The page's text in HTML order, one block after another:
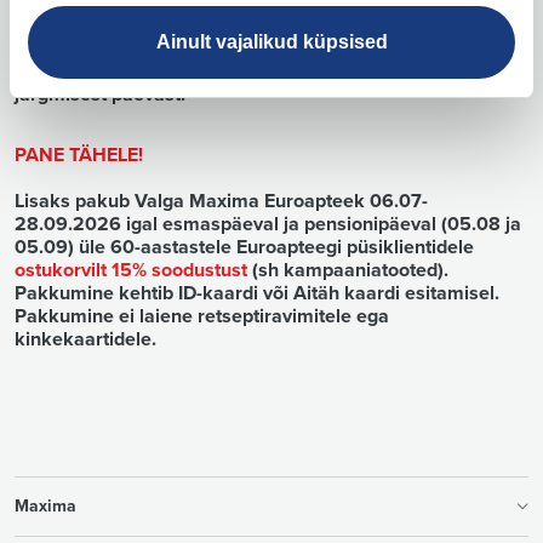
Ainult vajalikud küpsised
esitamisel.
8. Uue Aitäh kaardi vormistamisel rakendub soodustus
järgmisest päevast.
PANE TÄHELE!
Lisaks pakub Valga Maxima Euroapteek 06.07-
28.09.2026 igal esmaspäeval ja pensionipäeval (05.08 ja
05.09) üle 60-aastastele Euroapteegi püsiklientidele
ostukorvilt 15% soodustust(sh kampaaniatooted).
Pakkumine kehtib ID-kaardi või Aitäh kaardi esitamisel.
Pakkumine ei laiene retseptiravimitele ega
kinkekaartidele.
Maxima